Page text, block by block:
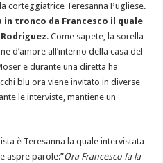
corteggiatrice Teresanna Pugliese.
tronco da Francesco il quale
. Come sapete, la sorella
d’amore all’interno della casa del
e durante una diretta ha
blu ora viene invitato in diverse
le interviste, mantiene un
è Teresanna la quale intervistata
aspre parole:”Ora Francesco fa la